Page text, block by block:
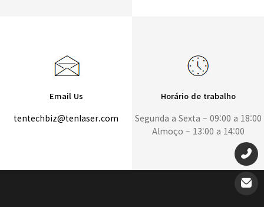
Email Us
tentechbiz@tenlaser.com
Horário de trabalho
Segunda a Sexta – 09:00 a 18:00
Almoço – 13:00 a 14:00